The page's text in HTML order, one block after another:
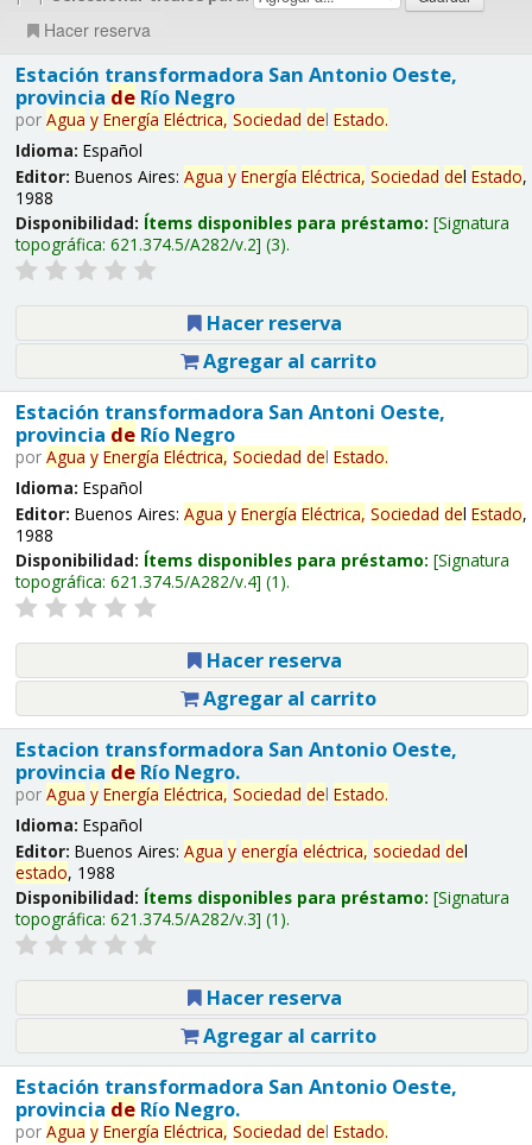
Hacer reserva
Estación transformadora San Antonio Oeste,
provincia deRío Negro
por Agua y Energía Eléctrica, Sociedad del Estado.
Idioma: Español
Editor: Buenos Aires: Agua y Energía Eléctrica, Sociedad del Estado,
1988
Disponibilidad: Ítems disponibles para préstamo: Signatura
topográfica: 621.374.5/A282/v.2 (3).
Hacer reserva
Agregar al carrito
Estación transformadora San Antoni Oeste,
provincia deRío Negro
por Agua y Energía Eléctrica, Sociedad del Estado.
Idioma: Español
Editor: Buenos Aires: Agua y Energía Eléctrica, Sociedad del Estado,
1988
Disponibilidad: Ítems disponibles para préstamo: Signatura
topográfica: 621.374.5/A282/v.4 (1).
Hacer reserva
Agregar al carrito
Estacion transformadora San Antonio Oeste,
provincia deRío Negro.
por Agua y Energía Eléctrica, Sociedad del Estado.
Idioma: Español
Editor: Buenos Aires: Agua y energía eléctrica, sociedad del
estado, 1988
Disponibilidad: Ítems disponibles para préstamo: Signatura
topográfica: 621.374.5/A282/v.3 (1).
Hacer reserva
Agregar al carrito
Estación transformadora San Antonio Oeste,
provincia deRío Negro.
por Agua y Energía Eléctrica, Sociedad del Estado.